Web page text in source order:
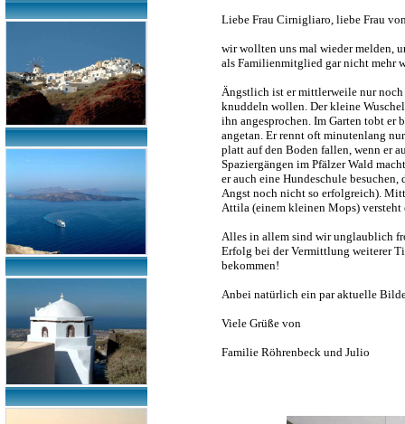
Liebe Frau Cirnigliaro, liebe Frau
wir wollten uns mal wieder melden,
als Familienmitglied gar nicht mehr
Ängstlich ist er mittlerweile nur
knuddeln wollen. Der kleine
ihn angesprochen. Im Garten tobt er
angetan. Er rennt oft minutenlang
platt auf den Boden fallen, wenn er
Spaziergängen im Pfälzer Wald
er auch eine Hundeschule
Angst noch nicht so erfolgreich).
Attila (einem kleinen Mops) versteht
Alles in allem sind wir unglaublich
Erfolg bei der Vermittlung weiterer
bekommen!
Anbei natürlich ein par aktuelle
Viele Grüße von
Familie Röhrenbeck und Julio